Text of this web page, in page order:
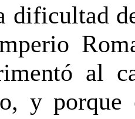
dificultad
al
y porque